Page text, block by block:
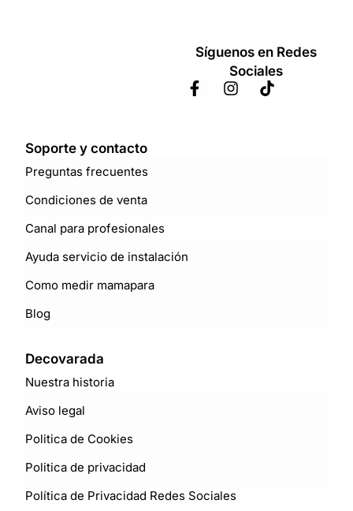
Síguenos en Redes
Sociales
Soporte y contacto
Preguntas frecuentes
Condiciones de venta
Canal para profesionales
Ayuda servicio de instalación
Como medir mamapara
Blog
Decovarada
Nuestra historia
Aviso legal
Politica de Cookies
Politica de privacidad
Política de Privacidad Redes Sociales